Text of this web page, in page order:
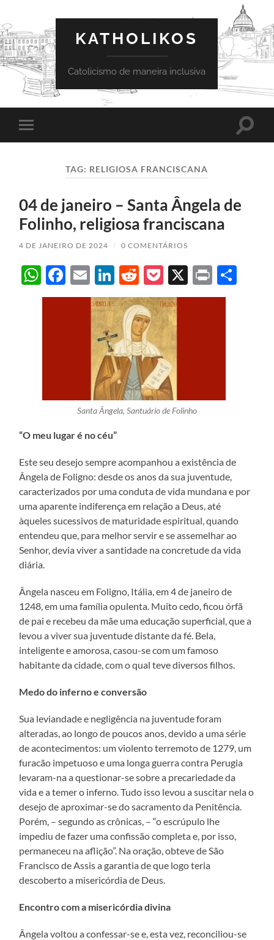
KATHOLIKOS
Catolicismo de maneira inclusiva
Toggle
mobile
Toggle
TAG: RELIGIOSA FRANCISCANA
04 de janeiro – Santa Ângela de
Folinho, religiosa franciscana
4 DE JANEIRO DE 2024 / 0 COMENTÁRIOS
WhatsApp
Facebook
EmailLinkedIn
Reddit
Pocket
X Print
Santa Ângela, Santuário de Folinho
“O meu lugar é no céu”
Este seu desejo sempre acompanhou a existência de
Ângela de Foligno: desde os anos da sua juventude,
caracterizados por uma conduta de vida mundana e por
uma aparente indiferença em relação a Deus, até
àqueles sucessivos de maturidade espiritual, quando
entendeu que, para melhor servir e se assemelhar ao
Senhor, devia viver a santidade na concretude da vida
diária.
Ângela nasceu em Foligno, Itália, em 4 de janeiro de
1248, em uma família opulenta. Muito cedo, ficou órfã
de pai e recebeu da mãe uma educação superficial, que a
levou a viver sua juventude distante da fé. Bela,
inteligente e amorosa, casou-se com um famoso
habitante da cidade, com o qual teve diversos filhos.
Medo do inferno e conversão
Sua leviandade e negligência na juventude foram
alteradas, ao longo de poucos anos, devido a uma série
de acontecimentos: um violento terremoto de 1279, um
furacão impetuoso e uma longa guerra contra Perugia
levaram-na a questionar-se sobre a precariedade da
vida e a temer o inferno. Tudo isso levou a suscitar nela o
desejo de aproximar-se do sacramento da Penitência.
Porém, – segundo as crônicas, – “o escrúpulo lhe
impediu de fazer uma confissão completa e, por isso,
permaneceu na aflição”. Na oração, obteve de São
Francisco de Assis a garantia de que logo teria
descoberto a misericórdia de Deus.
Encontro com a misericórdia divina
Ângela voltou a confessar-se e, esta vez, reconciliou-se